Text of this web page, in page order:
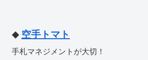
◆ 空手トマト
手札マネジメントが大切！